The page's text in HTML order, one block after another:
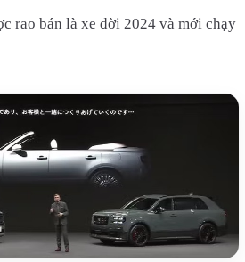
rao bán là xe đời 2024 và mới chạy